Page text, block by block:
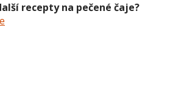
recepty na pečené čaje?